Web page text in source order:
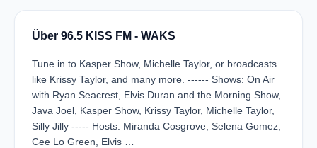
Über 96.5 KISS FM - WAKS
Tune in to Kasper Show, Michelle Taylor, or broadcasts
like Krissy Taylor, and many more. ------ Shows: On Air
with Ryan Seacrest, Elvis Duran and the Morning Show,
Java Joel, Kasper Show, Krissy Taylor, Michelle Taylor,
Silly Jilly ----- Hosts: Miranda Cosgrove, Selena Gomez,
Cee Lo Green, Elvis …